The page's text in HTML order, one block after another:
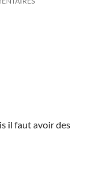
il faut avoir des